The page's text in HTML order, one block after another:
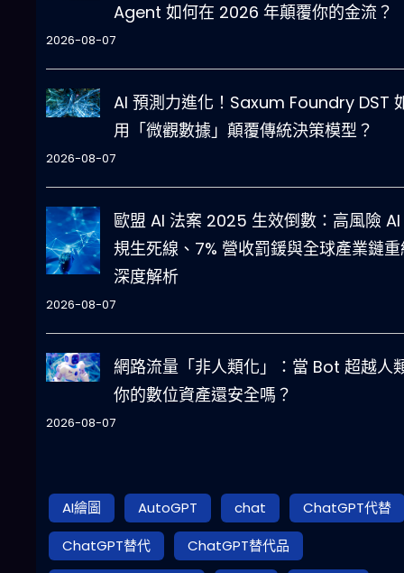
Agent 如何在 2026 年顛覆你的金流？
2026-08-07
AI 預測力進化！Saxum Foundry DST
用「微觀數據」顛覆傳統決策模型？
2026-08-07
歐盟 AI 法案 2025 生效倒數：高風險
規生死線、7% 營收罰鍰與全球產業鏈
深度解析
2026-08-07
網路流量「非人類化」：當 Bot 超越人
你的數位資產還安全嗎？
2026-08-07
AI繪圖 AutoGPT chat
ChatGPT代替
ChatGPT替代
ChatGPT替代品